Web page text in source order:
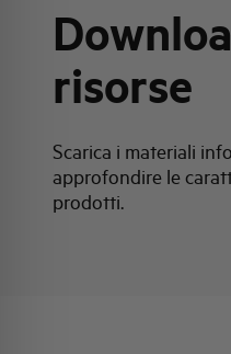
risorse
Scarica i materiali
approfondire le
prodotti.